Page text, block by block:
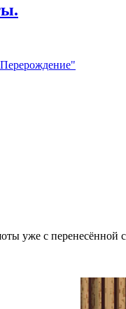
уже с перенесённой